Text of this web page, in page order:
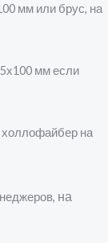
мм или брус, на
мм если
холлофайбер на
на